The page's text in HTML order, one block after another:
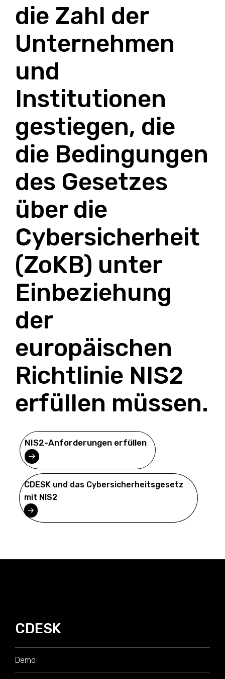
die Zahl der
Unternehmen
und
Institutionen
gestiegen, die
die Bedingungen
des Gesetzes
über die
Cybersicherheit
(ZoKB) unter
Einbeziehung
der
europäischen
Richtlinie NIS2
erfüllen müssen.
NIS2-Anforderungen erfüllen
CDESK und das Cybersicherheitsgesetz
mit NIS2
CDESK
Demo